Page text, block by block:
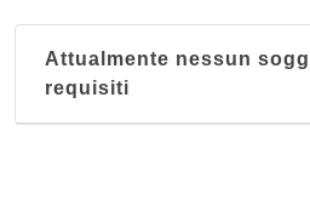
Attualmente nessun
requisiti